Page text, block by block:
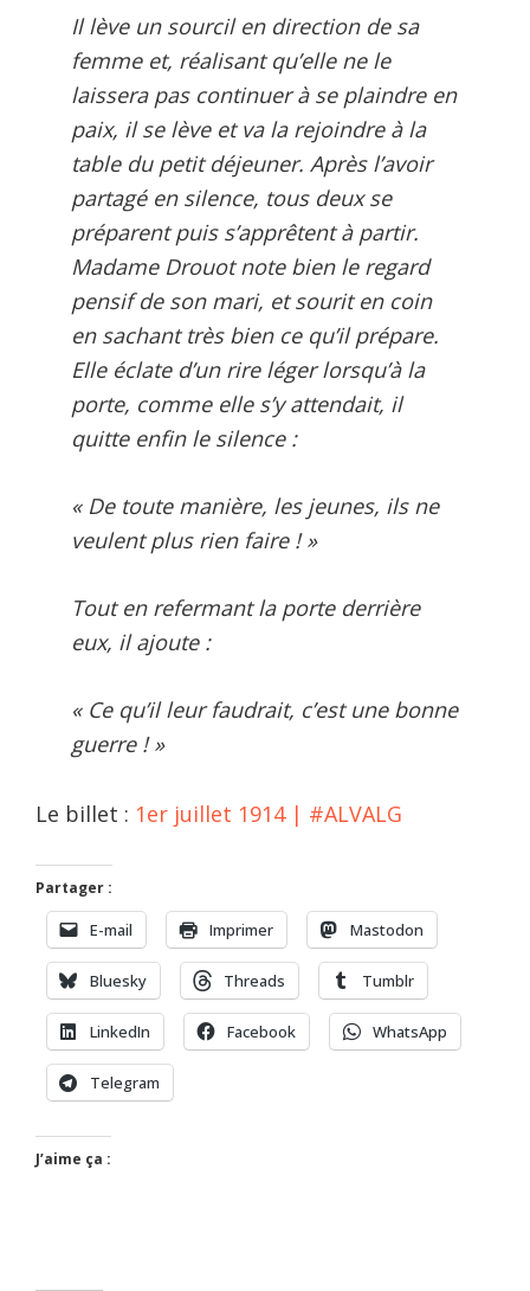
Il lève un sourcil en direction de sa
femme et, réalisant qu’elle ne le
laissera pas continuer à se plaindre en
paix, il se lève et va la rejoindre à la
table du petit déjeuner. Après l’avoir
partagé en silence, tous deux se
préparent puis s’apprêtent à partir.
Madame Drouot note bien le regard
pensif de son mari, et sourit en coin
en sachant très bien ce qu’il prépare.
Elle éclate d’un rire léger lorsqu’à la
porte, comme elle s’y attendait, il
quitte enfin le silence :
« De toute manière, les jeunes, ils ne
veulent plus rien faire ! »
Tout en refermant la porte derrière
eux, il ajoute :
« Ce qu’il leur faudrait, c’est une bonne
guerre ! »
Le billet : 1er juillet 1914 | #ALVALG
Partager :
E-mail Imprimer Mastodon
Bluesky Threads Tumblr
LinkedIn Facebook WhatsApp
Telegram
J’aime ça :